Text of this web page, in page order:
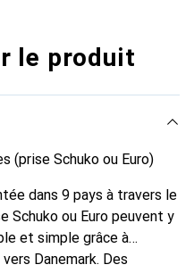
le produit
(prise Schuko ou Euro)
dans 9 pays à travers le
Schuko ou Euro peuvent y
et simple grâce à
Danemark. Des